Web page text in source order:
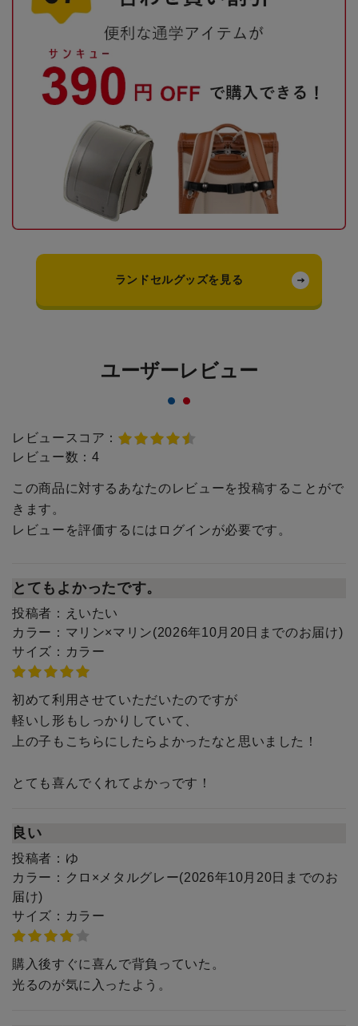
ランドセルグッズを見る
ユーザーレビュー
レビュースコア：
レビュー数： 4
この商品に対するあなたのレビューを投稿することがで
きます。
レビューを評価するには ログインが必要です。
とてもよかったです。
投稿者：
えいたい
カラー： マリン×マリン(2026年10月20日までのお届け)
サイズ： カラー
初めて利用させていただいたのですが
軽いし形もしっかりしていて、
上の子もこちらにしたらよかったなと思いました！
とても喜んでくれてよかっです！
良い
投稿者： ゆ
カラー： クロ×メタルグレー(2026年10月20日までのお
届け)
サイズ： カラー
購入後すぐに喜んで背負っていた。
光るのが気に入ったよう。